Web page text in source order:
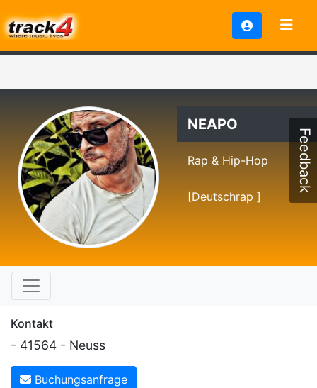
NEAPO
Rap & Hip-Hop
[Deutschrap ]
Kontakt
- 41564 - Neuss
Buchungsanfrage
Feedback